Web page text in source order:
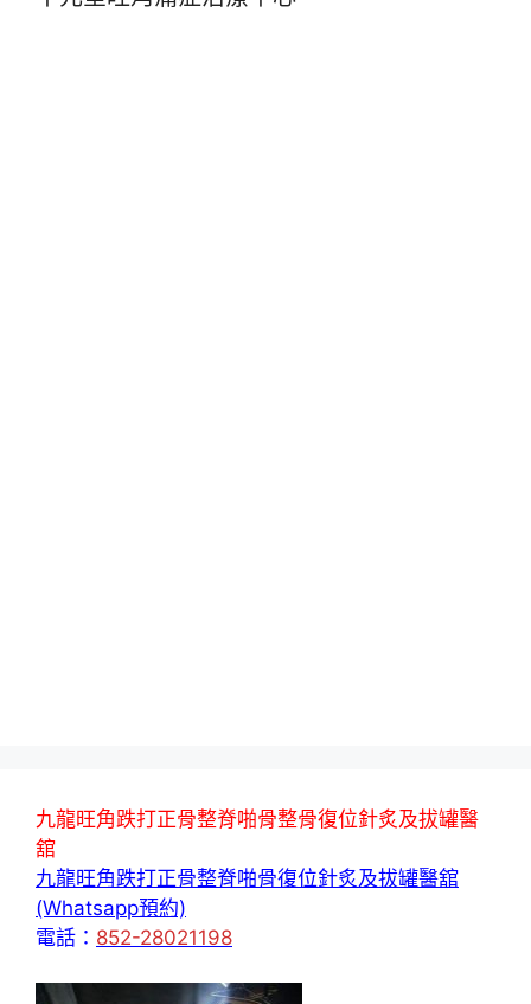
九龍旺角跌打正骨整脊啪骨整骨復位針炙及拔罐醫
舘
九龍旺角跌打正骨整脊啪骨復位針炙及拔罐醫舘
(Whatsapp預約)
電話： 852-28021198